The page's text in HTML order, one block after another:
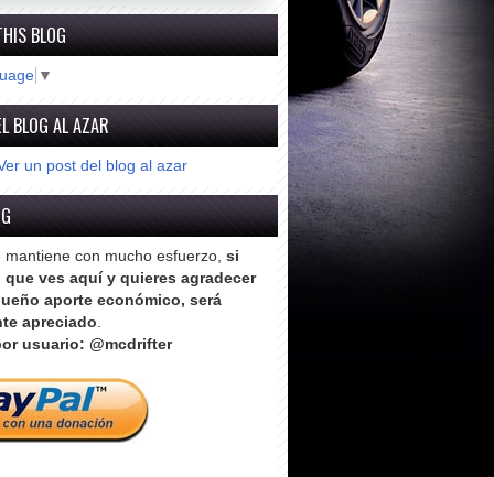
BLOG
▼
BLOG AL AZAR
un post del blog al azar
mantiene con mucho esfuerzo, si
ves aquí y quieres agradecer
aporte económico, será
apreciado.
usuario: @mcdrifter